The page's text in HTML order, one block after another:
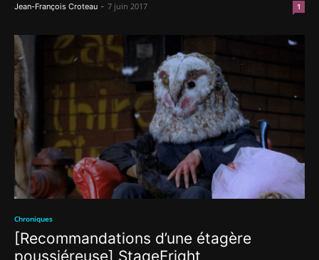
Jean-François Croteau - 7 juin 2017 1
Chroniques
[Recommandations d’une étagère
poussiéreuse] StageFright